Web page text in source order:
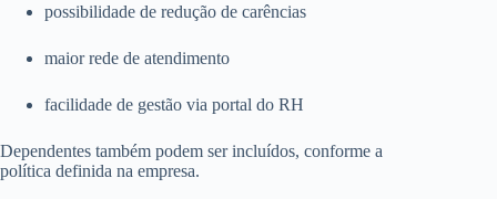
possibilidade de redução de carências
maior rede de atendimento
facilidade de gestão via portal do RH
Dependentes também podem ser incluídos, conforme a
política definida na empresa.